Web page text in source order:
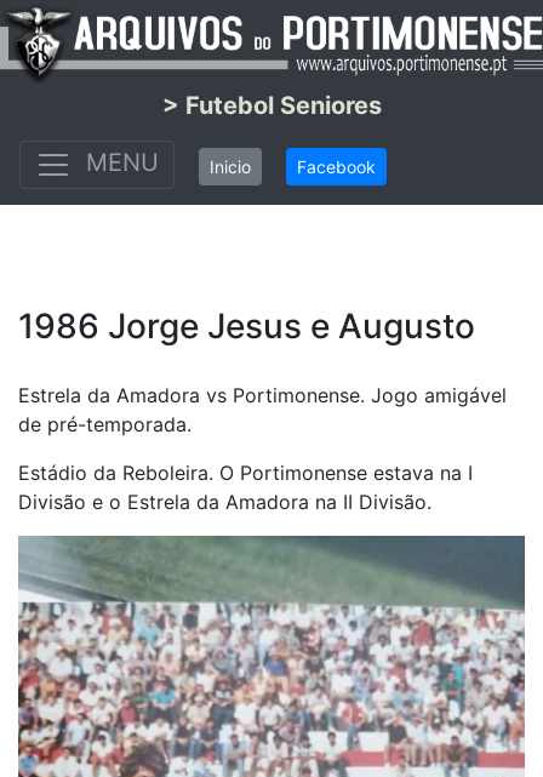
> Futebol Seniores
MENU
Inicio Facebook
1986 Jorge Jesus e Augusto
Estrela da Amadora vs Portimonense. Jogo amigável
de pré-temporada.
Estádio da Reboleira. O Portimonense estava na I
Divisão e o Estrela da Amadora na II Divisão.